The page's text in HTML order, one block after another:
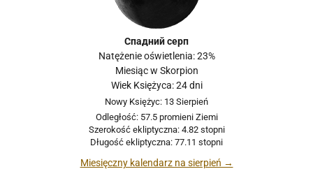
Спадний серп
Natężenie oświetlenia: 23%
Miesiąc w Skorpion
Wiek Księżyca: 24 dni
Nowy Księżyc: 13 Sierpień
Odległość: 57.5 promieni Ziemi
Szerokość ekliptyczna: 4.82 stopni
Długość ekliptyczna: 77.11 stopni
Miesięczny kalendarz na sierpień →